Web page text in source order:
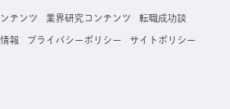
テンツ 業界研究コンテンツ 転職成功談
報 プライバシーポリシー サイトポリシー